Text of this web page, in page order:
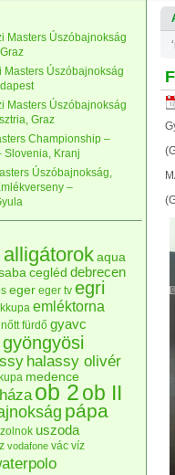
Masters Úszóbajnokság
Masters Úszóbajnokság
Masters Úszóbajnokság
Graz
Championship –
Slovenia, Kranj
Úszóbajnokság,
–
alligátorokaqua
cegléd debrecen
eger eger tv egri
emléktorna
fürdő gyavc
gyöngyösi
halassy olivér
kupa medence
ob 2ob II
pápa
uszoda
vodafone vác víz